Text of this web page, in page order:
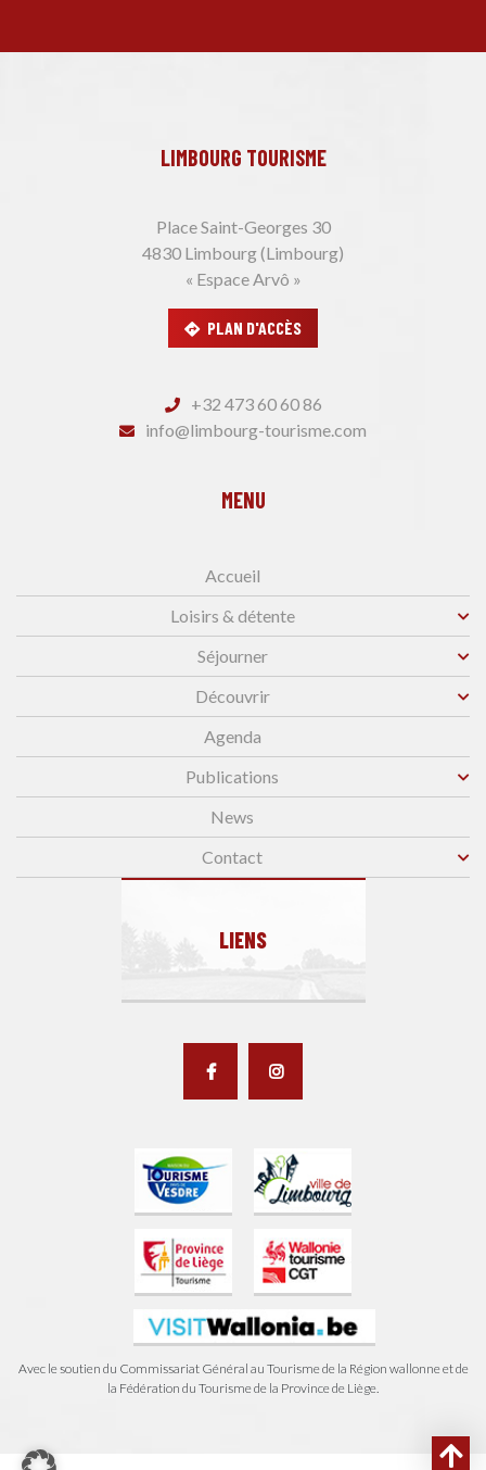
LIMBOURG TOURISME
Place Saint-Georges 30
4830 Limbourg (Limbourg)
« Espace Arvô »
PLAN D'ACCÈS
+32 473 60 60 86
info@limbourg-tourisme.com
MENU
Accueil
Loisirs & détente
Séjourner
Découvrir
Agenda
Publications
News
Contact
LIENS
Avec le soutien du Commissariat Général au Tourisme de la Région wallonne et de
la Fédération du Tourisme de la Province de Liège.